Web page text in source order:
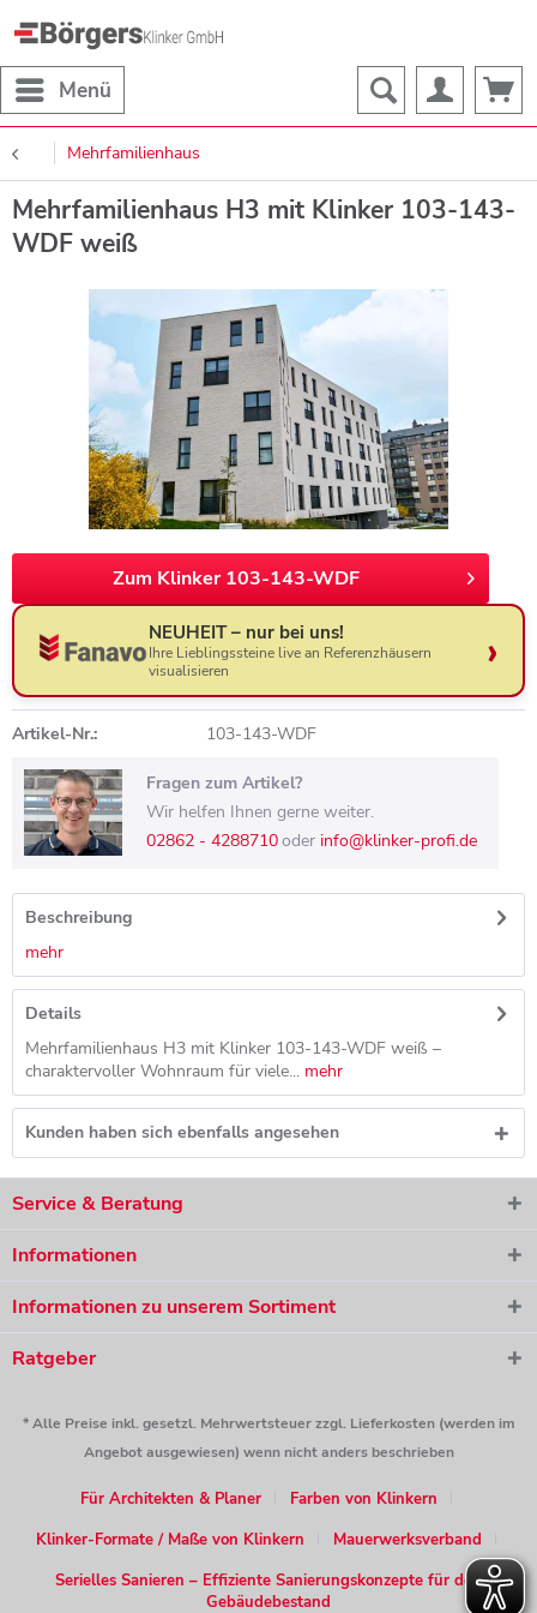
Menü
Mehrfamilienhaus
Mehrfamilienhaus H3 mit Klinker 103-143-
WDF weiß
Zum Klinker 103-143-WDF
NEUHEIT – nur bei uns!
Ihre Lieblingssteine live an Referenzhäusern
visualisieren
Artikel-Nr.: 103-143-WDF
Fragen zum Artikel?
Wir helfen Ihnen gerne weiter.
02862 - 4288710oder info@klinker-profi.de
Beschreibung
mehr
Details
Mehrfamilienhaus H3 mit Klinker 103-143-WDF weiß –
charaktervoller Wohnraum für viele... mehr
Kunden haben sich ebenfalls angesehen
Service & Beratung
Informationen
Informationen zu unserem Sortiment
Ratgeber
* Alle Preise inkl. gesetzl. Mehrwertsteuer zzgl. Lieferkosten (werden im
Angebot ausgewiesen) wenn nicht anders beschrieben
Für Architekten & Planer
Farben von Klinkern
Klinker-Formate / Maße von Klinkern
Mauerwerksverband
Serielles Sanieren – Effiziente Sanierungskonzepte für den
Gebäudebestand